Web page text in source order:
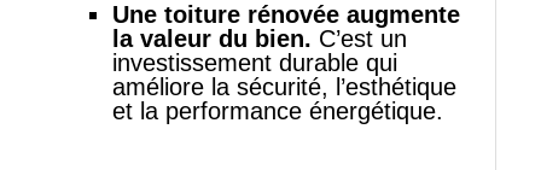
Une toiture rénovée augmente
la valeur du bien. C’est un
investissement durable qui
améliore la sécurité, l’esthétique
et la performance énergétique.